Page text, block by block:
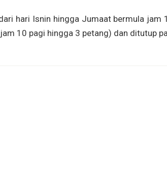
hari Isnin hingga Jumaat bermula jam
10 pagi hingga 3 petang) dan ditutup